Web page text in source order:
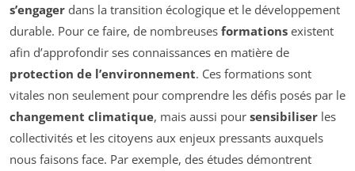
s’engager dans la transition écologique et le développement
durable. Pour ce faire, de nombreuses formations existent
afin d’approfondir ses connaissances en matière de
protection de l’environnement. Ces formations sont
vitales non seulement pour comprendre les défis posés par le
changement climatique, mais aussi pour sensibiliser les
collectivités et les citoyens aux enjeux pressants auxquels
nous faisons face. Par exemple, des études démontrent